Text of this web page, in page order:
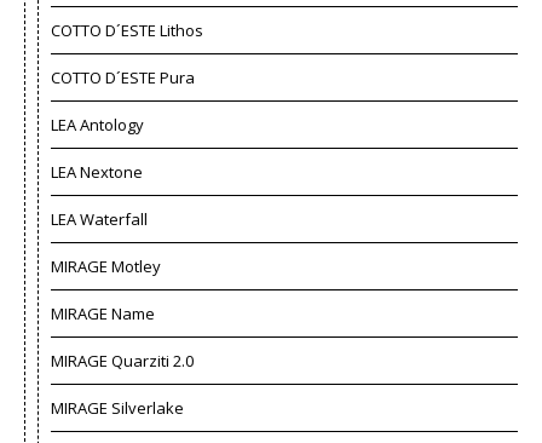
COTTO D´ESTE Lithos
COTTO D´ESTE Pura
LEA Antology
LEA Nextone
LEA Waterfall
MIRAGE Motley
MIRAGE Name
MIRAGE Quarziti 2.0
MIRAGE Silverlake